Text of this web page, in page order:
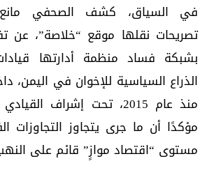
في السياق، كشف الصحفي
تصريحات نقلها موقع “خلاصة”، عن
بشبكة فساد منظمة أدارتها
الذراع السياسية للإخوان في اليمن،
منذ عام 2015، تحت إشراف
مؤكدًا أن ما جرى يتجاوز التجاوزات
مستوى “اقتصاد موازٍ” قائم على